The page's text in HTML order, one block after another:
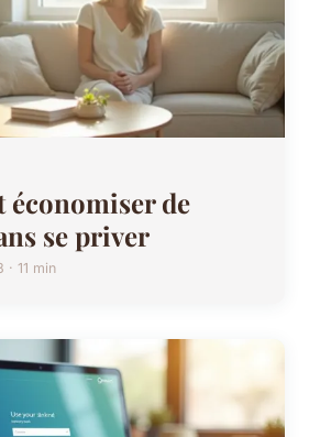
économiser de
se priver
11 min